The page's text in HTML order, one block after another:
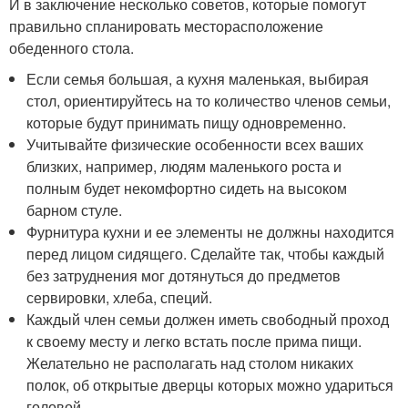
правильно спланировать месторасположение
обеденного стола.
Если семья большая, а кухня маленькая, выбирая
стол, ориентируйтесь на то количество членов семьи,
которые будут принимать пищу одновременно.
Учитывайте физические особенности всех ваших
близких, например, людям маленького роста и
полным будет некомфортно сидеть на высоком
барном стуле.
Фурнитура кухни и ее элементы не должны находится
перед лицом сидящего. Сделайте так, чтобы каждый
без затруднения мог дотянуться до предметов
сервировки, хлеба, специй.
Каждый член семьи должен иметь свободный проход
к своему месту и легко встать после прима пищи.
Желательно не располагать над столом никаких
полок, об открытые дверцы которых можно удариться